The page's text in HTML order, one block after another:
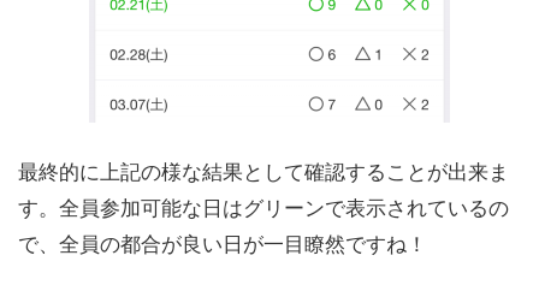
最終的に上記の様な結果として確認することが出来ま
す。全員参加可能な日はグリーンで表示されているの
で、全員の都合が良い日が一目瞭然ですね！